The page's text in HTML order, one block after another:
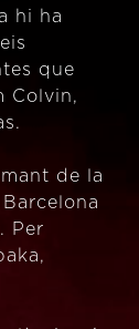
hi ha
que
Colvin,
de la
Per